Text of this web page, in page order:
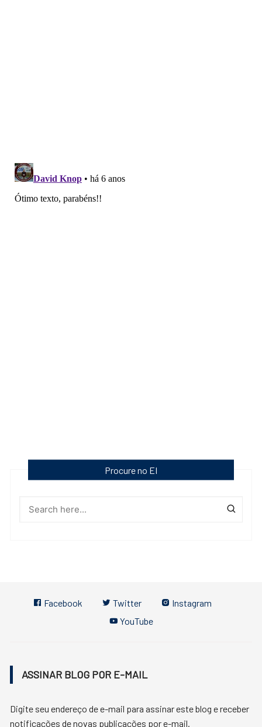
Procure no EI
Facebook Twitter
Instagram
YouTube
ASSINAR BLOG POR E-MAIL
Digite seu endereço de e-mail para assinar este blog e receber
notificações de novas publicações por e-mail.